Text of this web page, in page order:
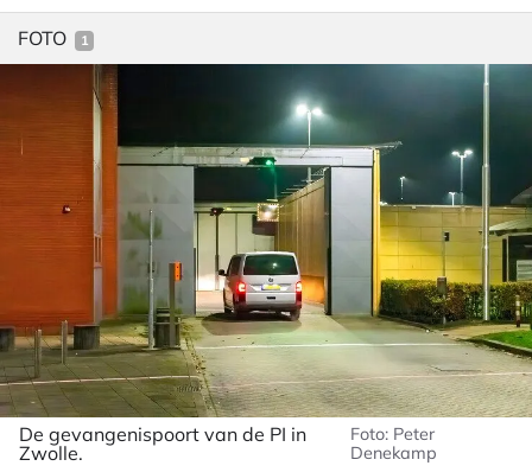
FOTO 1
De gevangenispoort van de PI in
Zwolle.
Foto: Peter
Denekamp